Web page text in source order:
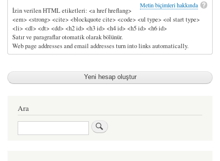
Metin biçimleri hakkında
İzin verilen HTML etiketleri: <a href hreflang>
<em> <strong> <cite> <blockquote cite> <code> <ul type> <ol start type>
<li> <dl> <dt> <dd> <h2 id> <h3 id> <h4 id> <h5 id> <h6 id>
Satır ve paragraflar otomatik olarak bölünür.
Web page addresses and email addresses turn into links automatically.
Ara
Ara